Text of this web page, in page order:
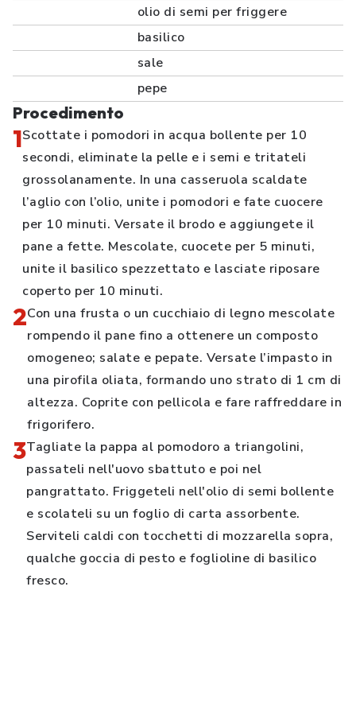
olio di semi per friggere
basilico
sale
pepe
Procedimento
1Scottate i pomodori in acqua bollente per 10
secondi, eliminate la pelle e i semi e tritateli
grossolanamente. In una casseruola scaldate
l’aglio con l’olio, unite i pomodori e fate cuocere
per 10 minuti. Versate il brodo e aggiungete il
pane a fette. Mescolate, cuocete per 5 minuti,
unite il basilico spezzettato e lasciate riposare
coperto per 10 minuti.
2Con una frusta o un cucchiaio di legno mescolate
rompendo il pane fino a ottenere un composto
omogeneo; salate e pepate. Versate l’impasto in
una pirofila oliata, formando uno strato di 1 cm di
altezza. Coprite con pellicola e fare raffreddare in
frigorifero.
3Tagliate la pappa al pomodoro a triangolini,
passateli nell'uovo sbattuto e poi nel
pangrattato. Friggeteli nell'olio di semi bollente
e scolateli su un foglio di carta assorbente.
Serviteli caldi con tocchetti di mozzarella sopra,
qualche goccia di pesto e foglioline di basilico
fresco.